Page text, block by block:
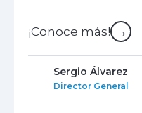
¡Conoce más! →
Sergio Álvarez
Director General